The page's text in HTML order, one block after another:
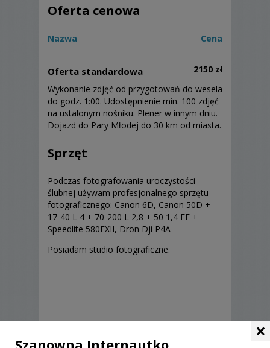
Oferta cenowa
Nazwa Cena
Oferta standardowa
2150 zł
Wykonanie zdjęć od przygotowań do wesela
do godz. 1:00. Udostępnienie min. 100 zdjęć
na ustalonym nośniku. Plener w innym dniu.
Dojazd do Pary Młodej do 30 km od miasta.
Sprzęt
Podczas fotografowania uroczystości
ślubnej używam profesjonalnego sprzętu
fotograficznego: Canon 6D, Canon 50D +
17-40 L 4 + 70-200 L 2,8 + 50 1,4 EF +
Speedlite 580EXII, Dron Dji P4A
Posiadam studio fotograficzne.
×
Szanowna Internautko,